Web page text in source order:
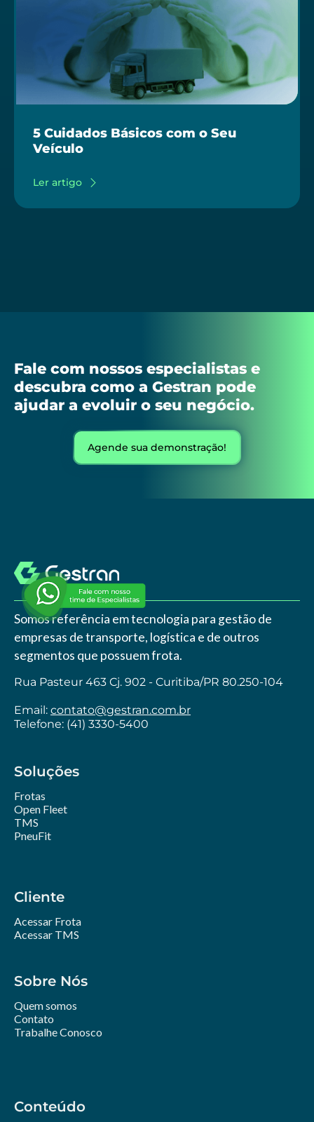
5 Cuidados Básicos com o Seu
Veículo
Ler artigo
Fale com nossos especialistas e
descubra como a Gestran pode
ajudar a evoluir o seu negócio.
Agende sua demonstração!
Soluções
Frotas
Open Fleet
TMS
PneuFit
Cliente
Acessar Frota
Acessar TMS
Sobre Nós
Quem somos
Contato
Trabalhe Conosco
Conteúdo
Somos referência em tecnologia para gestão de
empresas de transporte, logística e de outros
segmentos que possuem frota.
Rua Pasteur 463 Cj. 902 - Curitiba/PR 80.250-104
Email: contato@gestran.com.br
Telefone: (41) 3330-5400